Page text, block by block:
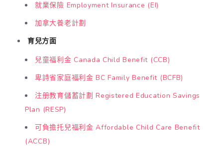
就業保險 Employment Insurance (EI)
加拿大養老計劃
育兒方面
兒童福利金 Canada Child Benefit (CCB)
卑詩省家庭福利金 BC Family Benefit (BCFB)
注册教育儲蓄計劃 Registered Education Savings
Plan (RESP)
可負擔托兒福利金 Affordable Child Care Benefit
(ACCB)